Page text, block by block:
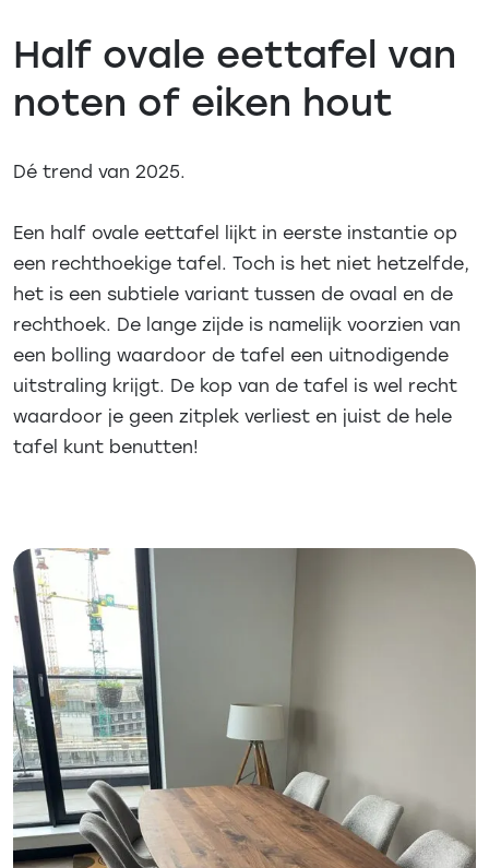
Half ovale eettafel van
noten of eiken hout
Dé trend van 2025.
Een half ovale eettafel lijkt in eerste instantie op
een rechthoekige tafel. Toch is het niet hetzelfde,
het is een subtiele variant tussen de ovaal en de
rechthoek. De lange zijde is namelijk voorzien van
een bolling waardoor de tafel een uitnodigende
uitstraling krijgt. De kop van de tafel is wel recht
waardoor je geen zitplek verliest en juist de hele
tafel kunt benutten!